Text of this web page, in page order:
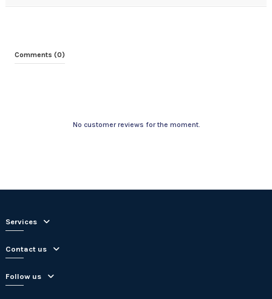
Comments (0)
No customer reviews for the moment.
Services
Contact us
Follow us